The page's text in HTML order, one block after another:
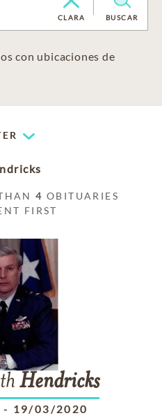
CLARA BUSCAR
con ubicaciones de
4 OBITUARIES
FIRST
Hendricks
- 19/03/2020